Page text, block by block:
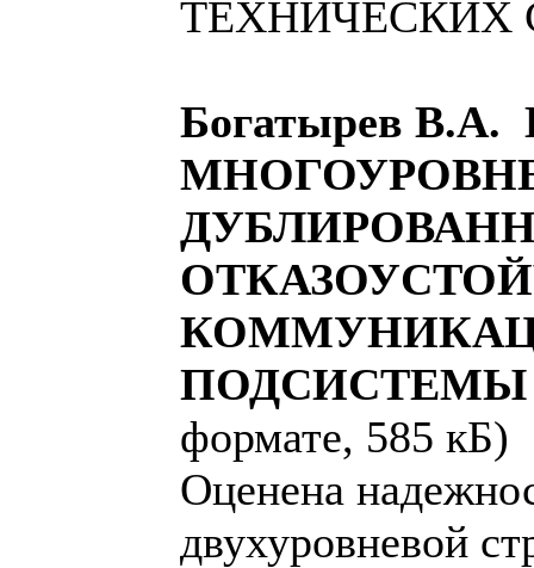
ТЕХНИЧЕСКИХ
Богатырев
формате, 585 кБ)
Оценена
двухуровневой